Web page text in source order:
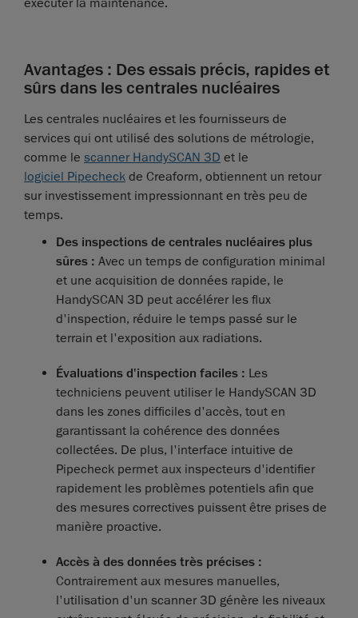
exécuter la maintenance.
Avantages : Des essais précis, rapides et
sûrs dans les centrales nucléaires
Les centrales nucléaires et les fournisseurs de
services qui ont utilisé des solutions de métrologie,
comme le scanner HandySCAN 3D et le
logiciel Pipecheck de Creaform, obtiennent un retour
sur investissement impressionnant en très peu de
temps.
Des inspections de centrales nucléaires plus
sûres : Avec un temps de configuration minimal
et une acquisition de données rapide, le
HandySCAN 3D peut accélérer les flux
d'inspection, réduire le temps passé sur le
terrain et l'exposition aux radiations.
Évaluations d'inspection faciles : Les
techniciens peuvent utiliser le HandySCAN 3D
dans les zones difficiles d'accès, tout en
garantissant la cohérence des données
collectées. De plus, l'interface intuitive de
Pipecheck permet aux inspecteurs d'identifier
rapidement les problèmes potentiels afin que
des mesures correctives puissent être prises de
manière proactive.
Accès à des données très précises :
Contrairement aux mesures manuelles,
l'utilisation d'un scanner 3D génère les niveaux